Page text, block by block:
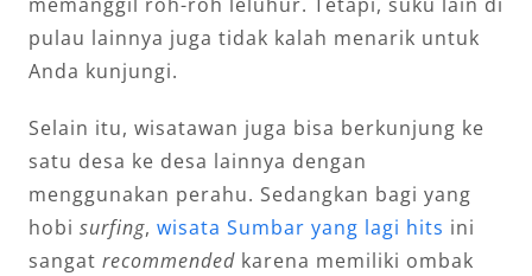
pulau lainnya juga tidak kalah menarik untuk
Anda kunjungi.
Selain itu, wisatawan juga bisa berkunjung ke
satu desa ke desa lainnya dengan
menggunakan perahu. Sedangkan bagi yang
hobi surfing, wisata Sumbar yang lagi hits ini
sangat recommended karena memiliki ombak